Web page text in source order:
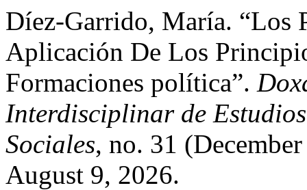
Díez-Garrido, María. “Los
Aplicación De Los
Formaciones política”.
Interdisciplinar de
Sociales, no. 31
August 9, 2026.